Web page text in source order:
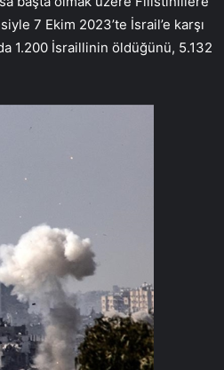
7 Ekim 2023’te İsrail’e karşı
1.200 İsraillinin öldüğünü, 5.132